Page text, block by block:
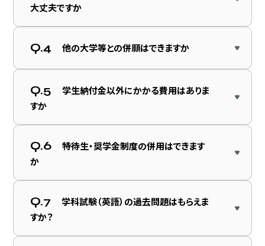
大丈夫ですか
Q.4 他の大学等との併願はできますか
Q.5
学生納付金以外にかかる費用はありま
すか
Q.6
特待生・奨学金制度の併用はできます
か
Q.7
学科試験（英語）の過去問題はもらえま
すか？